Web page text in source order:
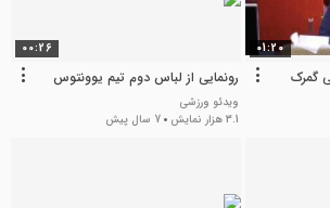
01:20
گمرک
00:26
رونمایی از لباس دوم تیم یوونتوس
ویدئو ورزشی
3.1 هزار نمایش
7 سال پیش